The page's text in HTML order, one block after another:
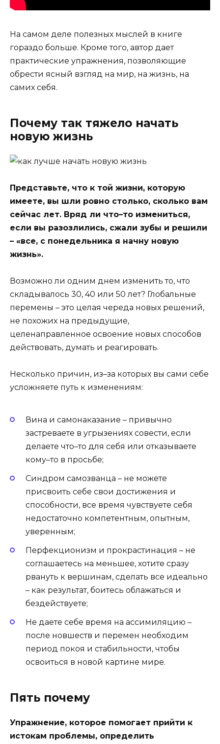
На самом деле полезных мыслей в книге
гораздо больше. Кроме того, автор дает
практические упражнения, позволяющие
обрести ясный взгляд на мир, на жизнь, на
самих себя.
Почему так тяжело начать
новую жизнь
Представьте, что к той жизни, которую
имеете, вы шли ровно столько, сколько вам
сейчас лет. Вряд ли что–то измениться,
если вы разозлились, сжали зубы и решили
– «все, с понедельника я начну новую
жизнь».
Возможно ли одним днем изменить то, что
складывалось 30, 40 или 50 лет? Глобальные
перемены – это целая череда новых решений,
не похожих на предыдущие,
целенаправленное освоение новых способов
действовать, думать и реагировать.
Несколько причин, из–за которых вы сами себе
усложняете путь к изменениям:
Вина и самонаказание – привычно
застреваете в угрызениях совести, если
делаете что–то для себя или отказываете
кому–то в просьбе;
Синдром самозванца – не можете
присвоить себе свои достижения и
способности, все время чувствуете себя
недостаточно компетентным, опытным,
уверенным;
Перфекционизм и прокрастинация – не
соглашаетесь на меньшее, хотите сразу
рвануть к вершинам, сделать все идеально
– как результат, боитесь облажаться и
бездействуете;
Не даете себе время на ассимиляцию –
после новшеств и перемен необходим
период покоя и стабильности, чтобы
освоиться в новой картине мире.
Пять почему
Упражнение, которое помогает прийти к
истокам проблемы, определить